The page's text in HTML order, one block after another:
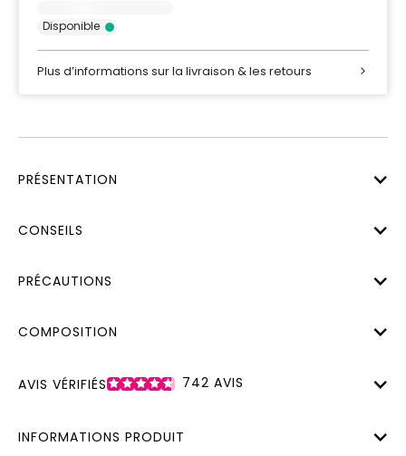
Disponible
Plus d’informations sur la livraison & les retours
PRÉSENTATION
CONSEILS
PRÉCAUTIONS
COMPOSITION
AVIS VÉRIFIÉS 742 AVIS
INFORMATIONS PRODUIT